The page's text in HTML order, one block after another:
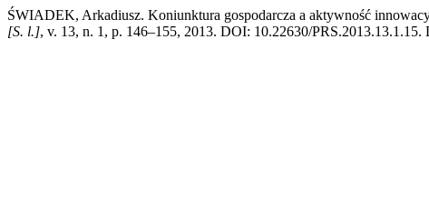
ŚWIADEK, Arkadiusz. Koniunktura gospodarcza a aktywność
[S. l.], v. 13, n. 1, p. 146–155, 2013. DOI: 10.22630/